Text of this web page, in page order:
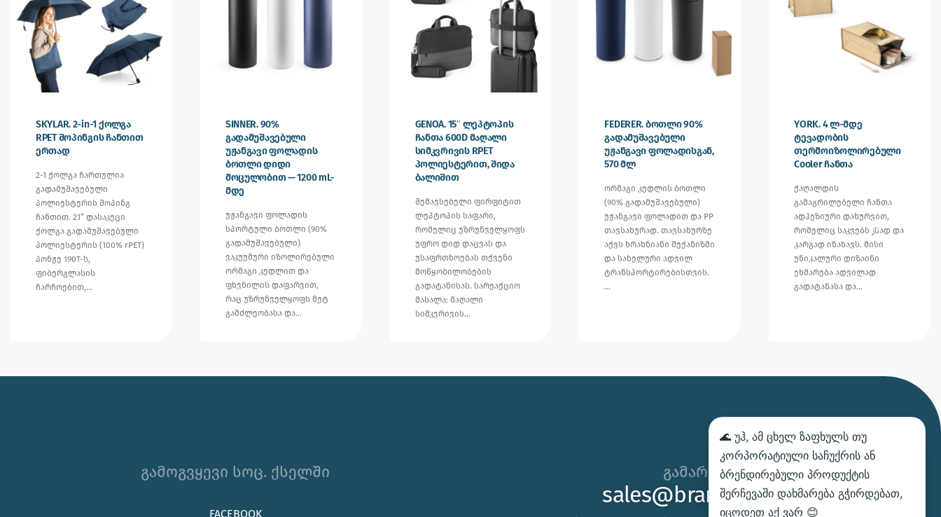
SKYLAR. 2-in-1 ქოლგა
RPET შოპინგის ჩანთით
ერთად
2-1 ქოლგა ჩართულია
გადამუშავებული
პოლიესტერის შოპინგ
ჩანთით. 21” დასაკეცი
ქოლგა გადამუშავებული
პოლიესტერის (100% rPET)
პონჟე 190T-ს,
ფიბერგლასის
ჩარჩოებით,…
SINNER. 90%
გადამუშავებული
უჟანგავი ფოლადის
ბოთლი დიდი
მოცულობით — 1200 mL-
მდე
უჟანგავი ფოლადის
სპორტული ბოთლი (90%
გადამუშავებული)
ვაკუუმური იზოლირებული
ორმაგი კედლით და
ფხვნილის დაფარვით,
რაც უზრუნველყოფს მეტ
გამძლეობასა და…
GENOA. 15″ ლეპტოპის
ჩანთა 600D მაღალი
სიმკვრივის RPET
პოლიესტერით, შიდა
ბალიშით
შემავსებელი ფირფიტით
ლეპტოპის საფარი,
რომელიც უზრუნველყოფს
უფრო დიდ დაცვას და
უსაფრთხოებას თქვენი
მოწყობილობების
გადატანისას. სარეაქციო
მასალა: მაღალი
სიმკვრივის…
FEDERER. ბოთლი 90%
გადამუშავებული
უჟანგავი ფოლადისგან,
570 მლ
ორმაგი კედლის ბოთლი
(90% გადამუშავებული)
უჟანგავი ფოლადით და PP
თავსახურად. თავსახურზე
აქვს ხრახნიანი მექანიზმი
და სახელური ადვილ
ტრანსპორტირებისთვის.
…
YORK. 4 ლ-მდე
ტევადობის
თერმოიზოლირებული
Cooler ჩანთა
ქაღალდის
გამაგრილებელი ჩანთა
ადჰეზიური დახურვით,
რომელიც საკვებს تازად და
კარგად ინახავს. მისი
უნიკალური დიზაინი
ეხმარება ადვილად
გადატანასა და…
გამოგვყევი სოც. ქსელში
FACEBOOK
გამარჯობა,
sales@brandhand.ge
🌊 უჰ, ამ ცხელ ზაფხულს თუ
კორპორატიული საჩუქრის ან
ბრენდირებული პროდუქტის
შერჩევაში დახმარება გჭირდებათ,
იცოდეთ აქ ვარ 😊